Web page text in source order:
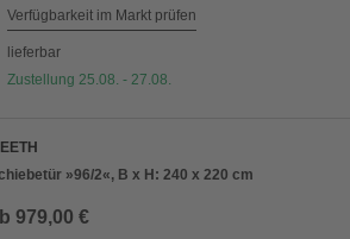
Verfügbarkeit im Markt prüfen
lieferbar
Zustellung 25.08. - 27.08.
»96/2«, B x H: 240 x 220 cm
979,00 €